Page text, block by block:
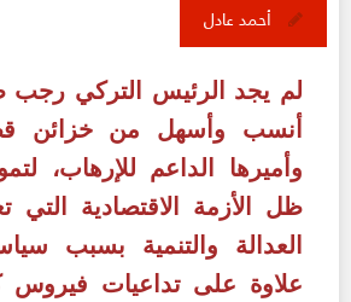
أحمد عادل
لم يجد الرئيس التركي رجب
أنسب وأسهل من خزائن
وأميرها الداعم للإرهاب،
ظل الأزمة الاقتصادية
العدالة والتنمية بسبب
علاوة على تداعيات فيروس